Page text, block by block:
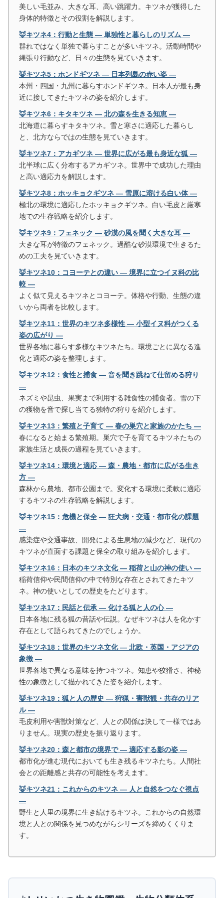
美しい毛並み、大きな耳、高い跳躍力。キツネが獲得した
身体的特徴とその役割を解説します。
🦊キツネ4：行動と生態 ― 単独性と暮らしのリズム ―
群れではなく単独で暮らすことが多いキツネ。活動時間や
縄張り行動など、日々の生態を見ていきます。
🦊キツネ5：ホンドギツネ ― 日本列島の赤い姿 ―
本州・四国・九州に暮らすホンドギツネ。日本人が最も身
近に接してきたキツネの姿を紹介します。
🦊キツネ6：キタキツネ ― 北の森を生きる知恵 ―
北海道に暮らすキタキツネ。雪と寒さに適応した暮らし
と、北方ならではの生態を見ていきます。
🦊キツネ7：アカギツネ ― 世界に広がる最も身近な狐 ―
北半球に広く分布するアカギツネ。世界中で成功した理由
と高い適応力を解説します。
🦊キツネ8：ホッキョクギツネ ― 雪原に溶ける白い体 ―
極北の環境に適応したホッキョクギツネ。白い毛皮と厳寒
地での生存戦略を紹介します。
🦊キツネ9：フェネック ― 砂漠の風を聞く大きな耳 ―
大きな耳が特徴のフェネック。過酷な砂漠環境で生きるた
めの工夫を見ていきます。
🦊キツネ10：コヨーテとの違い ― 境界に立つイヌ科の比
較 ―
よく似て見えるキツネとコヨーテ。体格や行動、生態の違
いから両者を比較します。
🦊キツネ11：世界のキツネ多様性 ― 小型イヌ科がつくる
姿の広がり ―
世界各地に暮らす多様なキツネたち。環境ごとに異なる進
化と適応の姿を整理します。
🦊キツネ12：食性と捕食 ― 音を聞き跳ねて仕留める狩り
―
ネズミや昆虫、果実まで利用する雑食性の捕食者。雪の下
の獲物を音で探し当てる独特の狩りを紹介します。
🦊キツネ13：繁殖と子育て ― 春の巣穴と家族のかたち ―
春になると始まる繁殖期。巣穴で子を育てるキツネたちの
家族生活と成長の過程を見ていきます。
🦊キツネ14：環境と適応 ― 森・農地・都市に広がる生き
方 ―
森林から農地、都市公園まで。変化する環境に柔軟に適応
するキツネの生存戦略を解説します。
🦊キツネ15：危機と保全 ― 狂犬病・交通・都市化の課題
―
感染症や交通事故、開発による生息地の減少など、現代の
キツネが直面する課題と保全の取り組みを紹介します。
🦊キツネ16：日本のキツネ文化 ― 稲荷と山の神の使い ―
稲荷信仰や民間信仰の中で特別な存在とされてきたキツ
ネ。神の使いとしての歴史をたどります。
🦊キツネ17：民話と伝承 ― 化ける狐と人の心 ―
日本各地に残る狐の昔話や伝説。なぜキツネは人を化かす
存在として語られてきたのでしょうか。
🦊キツネ18：世界のキツネ文化 ― 北欧・英国・アジアの
象徴 ―
世界各地で異なる意味を持つキツネ。知恵や狡猾さ、神秘
性の象徴として描かれてきた姿を紹介します。
🦊キツネ19：狐と人の歴史 ― 狩猟・害獣観・共存のリア
ル ―
毛皮利用や害獣対策など、人との関係は決して一様ではあ
りません。現実の歴史を振り返ります。
🦊キツネ20：森と都市の境界で ― 適応する影の姿 ―
都市化が進む現代においても生き残るキツネたち。人間社
会との距離感と共存の可能性を考えます。
🦊キツネ21：これからのキツネ ― 人と自然をつなぐ視点
―
野生と人里の境界に生き続けるキツネ。これからの自然環
境と人との関係を見つめながらシリーズを締めくくりま
す。